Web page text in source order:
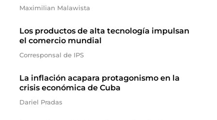
Maximilian Malawista
Los productos de alta tecnología impulsan
el comercio mundial
Corresponsal de IPS
La inflación acapara protagonismo en la
crisis económica de Cuba
Dariel Pradas